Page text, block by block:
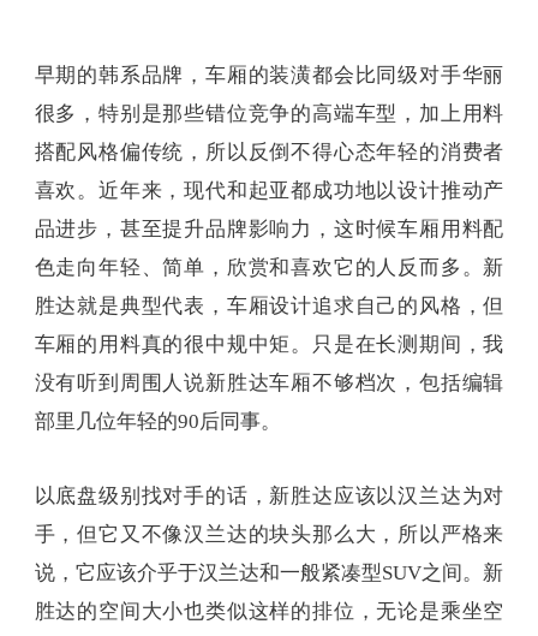
早期的韩系品牌，车厢的装潢都会比同级对手华丽
很多，特别是那些错位竞争的高端车型，加上用料
搭配风格偏传统，所以反倒不得心态年轻的消费者
喜欢。近年来，现代和起亚都成功地以设计推动产
品进步，甚至提升品牌影响力，这时候车厢用料配
色走向年轻、简单，欣赏和喜欢它的人反而多。新
胜达就是典型代表，车厢设计追求自己的风格，但
车厢的用料真的很中规中矩。只是在长测期间，我
没有听到周围人说新胜达车厢不够档次，包括编辑
部里几位年轻的90后同事。
以底盘级别找对手的话，新胜达应该以汉兰达为对
手，但它又不像汉兰达的块头那么大，所以严格来
说，它应该介乎于汉兰达和一般紧凑型SUV之间。新
胜达的空间大小也类似这样的排位，无论是乘坐空